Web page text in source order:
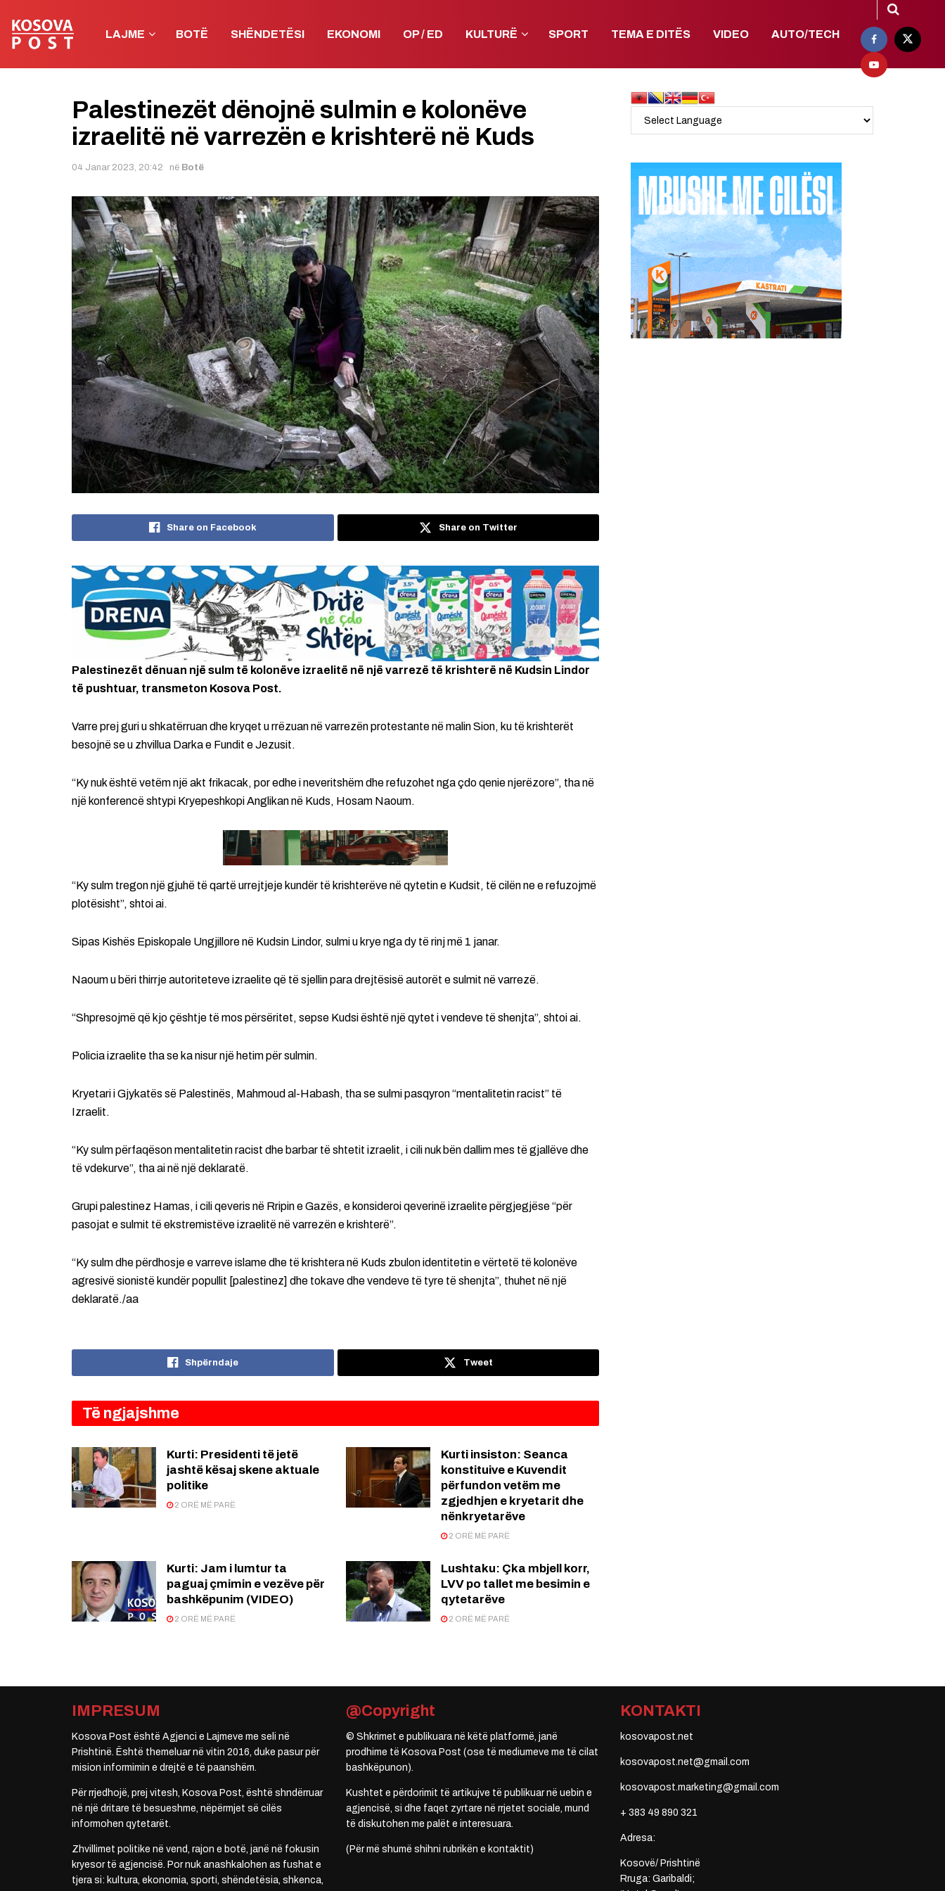
LAJME BOTË SHËNDETËSI EKONOMI OP / ED KULTURË SPORT TEMA E DITËS VIDEO AUTO/TECH
Palestinezët dënojnë sulmin e kolonëve
izraelitë në varrezën e krishterë në Kuds
04 Janar 2023, 20:42 në Botë
Share on Facebook Share on Twitter
Palestinezët dënuan një sulm të kolonëve izraelitë në një varrezë të krishterë në Kudsin Lindor
të pushtuar, transmeton Kosova Post.
Varre prej guri u shkatërruan dhe kryqet u rrëzuan në varrezën protestante në malin Sion, ku të krishterët
besojnë se u zhvillua Darka e Fundit e Jezusit.
“Ky nuk është vetëm një akt frikacak, por edhe i neveritshëm dhe refuzohet nga çdo qenie njerëzore”, tha në
një konferencë shtypi Kryepeshkopi Anglikan në Kuds, Hosam Naoum.
“Ky sulm tregon një gjuhë të qartë urrejtjeje kundër të krishterëve në qytetin e Kudsit, të cilën ne e refuzojmë
plotësisht”, shtoi ai.
Sipas Kishës Episkopale Ungjillore në Kudsin Lindor, sulmi u krye nga dy të rinj më 1 janar.
Naoum u bëri thirrje autoriteteve izraelite që të sjellin para drejtësisë autorët e sulmit në varrezë.
“Shpresojmë që kjo çështje të mos përsëritet, sepse Kudsi është një qytet i vendeve të shenjta”, shtoi ai.
Policia izraelite tha se ka nisur një hetim për sulmin.
Kryetari i Gjykatës së Palestinës, Mahmoud al-Habash, tha se sulmi pasqyron “mentalitetin racist” të
Izraelit.
“Ky sulm përfaqëson mentalitetin racist dhe barbar të shtetit izraelit, i cili nuk bën dallim mes të gjallëve dhe
të vdekurve”, tha ai në një deklaratë.
Grupi palestinez Hamas, i cili qeveris në Rripin e Gazës, e konsideroi qeverinë izraelite përgjegjëse “për
pasojat e sulmit të ekstremistëve izraelitë në varrezën e krishterë”.
“Ky sulm dhe përdhosje e varreve islame dhe të krishtera në Kuds zbulon identitetin e vërtetë të kolonëve
agresivë sionistë kundër popullit [palestinez] dhe tokave dhe vendeve të tyre të shenjta”, thuhet në një
deklaratë./aa
Shpërndaje Tweet
Të ngjajshme
Kurti: Presidenti të jetë
jashtë kësaj skene aktuale
politike
2 ORË MË PARË
Kurti insiston: Seanca
konstituive e Kuvendit
përfundon vetëm me
zgjedhjen e kryetarit dhe
nënkryetarëve
2 ORË MË PARË
Kurti: Jam i lumtur ta
paguaj çmimin e vezëve për
bashkëpunim (VIDEO)
2 ORË MË PARË
Lushtaku: Çka mbjell korr,
LVV po tallet me besimin e
qytetarëve
2 ORË MË PARË
IMPRESUM
Kosova Post është Agjenci e Lajmeve me seli në
Prishtinë. Është themeluar në vitin 2016, duke pasur për
mision informimin e drejtë e të paanshëm.
Për rrjedhojë, prej vitesh, Kosova Post, është shndërruar
në një dritare të besueshme, nëpërmjet së cilës
informohen qytetarët.
Zhvillimet politike në vend, rajon e botë, janë në fokusin
kryesor të agjencisë. Por nuk anashkalohen as fushat e
tjera si: kultura, ekonomia, sporti, shëndetësia, shkenca,
@Copyright
© Shkrimet e publikuara në këtë platformë, janë
prodhime të Kosova Post (ose të mediumeve me të cilat
bashkëpunon).
Kushtet e përdorimit të artikujve të publikuar në uebin e
agjencisë, si dhe faqet zyrtare në rrjetet sociale, mund
të diskutohen me palët e interesuara.
(Për më shumë shihni rubrikën e kontaktit)
KONTAKTI
kosovapost.net
kosovapost.net@gmail.com
kosovapost.marketing@gmail.com
+ 383 49 890 321
Adresa:
Kosovë/ Prishtinë
Rruga: Garibaldi;